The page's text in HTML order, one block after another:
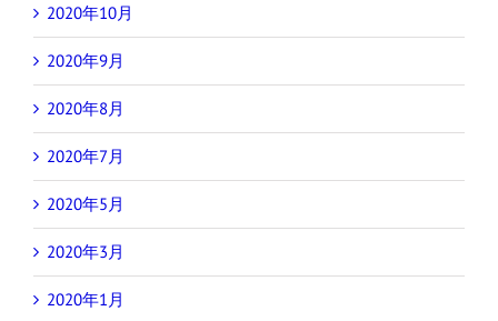
2020年10月
2020年9月
2020年8月
2020年7月
2020年5月
2020年3月
2020年1月